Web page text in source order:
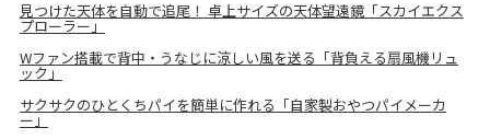
見つけた天体を自動で追尾！ 卓上サイズの天体望遠鏡「スカイエクス
プローラー」
Wファン搭載で背中・うなじに涼しい風を送る「背負える扇風機リュ
ック」
サクサクのひとくちパイを簡単に作れる「自家製おやつパイメーカ
ー」